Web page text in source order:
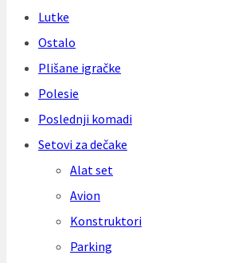
Lutke
Ostalo
Plišane igračke
Polesie
Poslednji komadi
Setovi za dečake
Alat set
Avion
Konstruktori
Parking